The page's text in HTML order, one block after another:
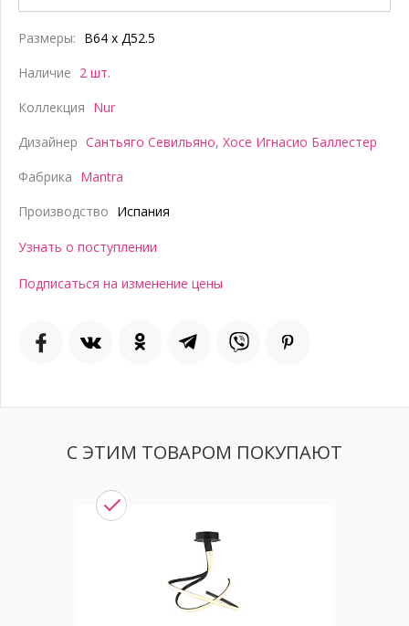
Размеры: В64 x Д52.5
Наличие 2 шт.
Коллекция Nur
Дизайнер Сантьяго Севильяно, Хосе Игнасио Баллестер
Фабрика Mantra
Производство Испания
Узнать о поступлении
Подписаться на изменение цены
С ЭТИМ ТОВАРОМ ПОКУПАЮТ